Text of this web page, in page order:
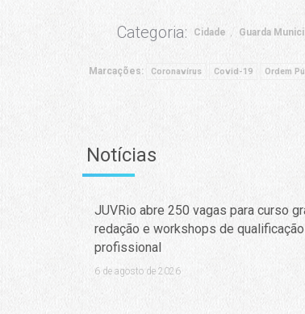
Categoria: Cidade Guarda
Marcações: Coronavírus Covid-19 Ordem
Notícias
JUVRio abre 250 vagas para curso
redação e workshops de qualificação
profissional
6 de agosto de 2026